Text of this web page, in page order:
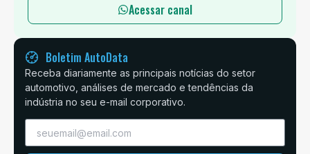
Acessar canal
Boletim AutoData
Receba diariamente as principais notícias do setor
automotivo, análises de mercado e tendências da
indústria no seu e-mail corporativo.